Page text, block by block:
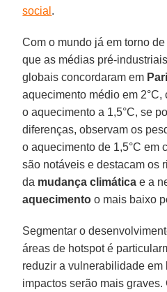
social .
Com o mundo já em torno
que as médias pré-
globais concordaram em
aquecimento médio em
o aquecimento a 1,5°C, se
diferenças, observam os
o aquecimento de 1,5°C em
são notáveis e destacam os
da mudança climática e a
aquecimento o mais baixo
Segmentar o
áreas de hotspot é
reduzir a vulnerabilidade em
impactos serão mais